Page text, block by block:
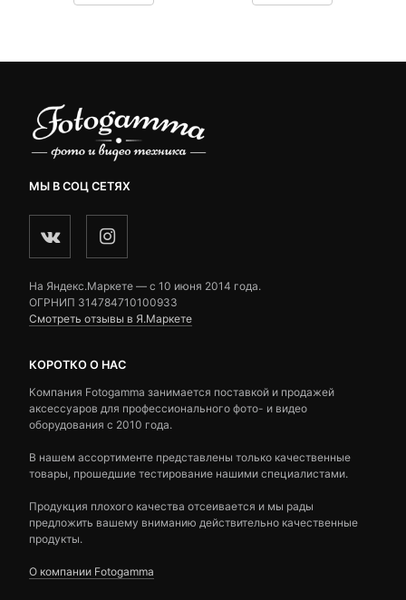
МЫ В СОЦ СЕТЯХ
На Яндекс.Маркете — c 10 июня 2014 года.
ОГРНИП 314784710100933
Смотреть отзывы в Я.Маркете
КОРОТКО О НАС
Компания Fotogamma занимается поставкой и продажей
аксессуаров для профессионального фото- и видео
оборудования с 2010 года.
В нашем ассортименте представлены только качественные
товары, прошедшие тестирование нашими специалистами.
Продукция плохого качества отсеивается и мы рады
предложить вашему вниманию действительно качественные
продукты.
О компании Fotogamma